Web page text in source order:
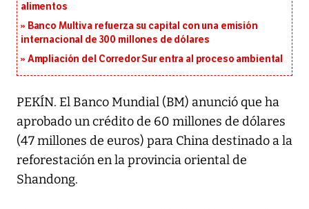
alimentos
Banco Multiva refuerza su capital con una emisión
internacional de 300 millones de dólares
Ampliación del Corredor Sur entra al proceso ambiental
PEKÍN. El Banco Mundial (BM) anunció que ha
aprobado un crédito de 60 millones de dólares
(47 millones de euros) para China destinado a la
reforestación en la provincia oriental de
Shandong.